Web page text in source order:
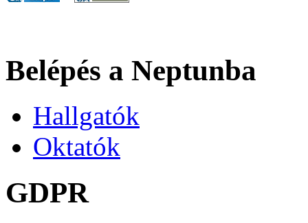
Belépés a Neptunba
Hallgatók
Oktatók
GDPR